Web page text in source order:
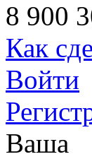
8 900
Как
Войти
Ваша